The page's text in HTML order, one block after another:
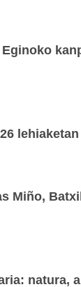
Miño,
natura,